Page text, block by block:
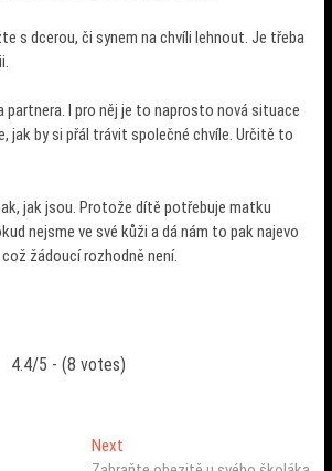
s dcerou, či synem na chvíli lehnout. Je třeba
partnera. I pro něj je to naprosto nová situace
jak by si přál trávit společné chvíle. Určitě to
jak jsou. Protože dítě potřebuje matku
nejsme ve své kůži a dá nám to pak najevo
žádoucí rozhodně není.
4.4/5 - (8 votes)
Next